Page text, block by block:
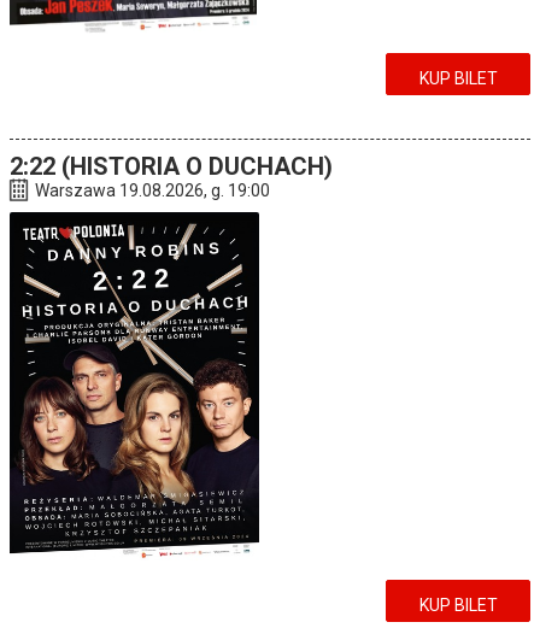
KUP BILET
2:22 (HISTORIA O DUCHACH)
Warszawa 19.08.2026, g. 19:00
KUP BILET